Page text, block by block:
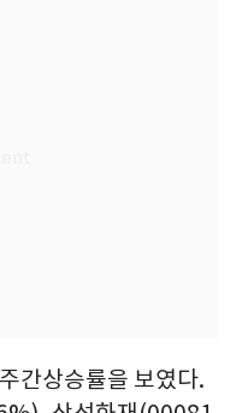
간상승률을 보였다.